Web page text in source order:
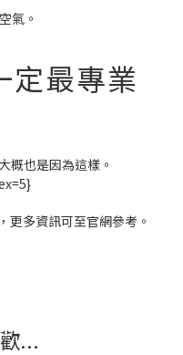
氣。
定最專業
概也是因為這樣。
更多資訊可至官網參考。
...